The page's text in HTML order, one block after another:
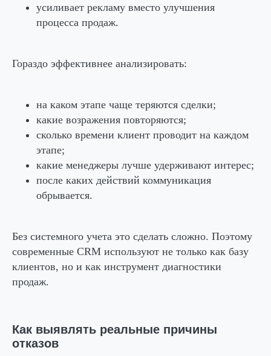
усиливает рекламу вместо улучшения
процесса продаж.
Гораздо эффективнее анализировать:
на каком этапе чаще теряются сделки;
какие возражения повторяются;
сколько времени клиент проводит на каждом
этапе;
какие менеджеры лучше удерживают интерес;
после каких действий коммуникация
обрывается.
Без системного учета это сделать сложно. Поэтому
современные CRM используют не только как базу
клиентов, но и как инструмент диагностики
продаж.
Как выявлять реальные причины
отказов